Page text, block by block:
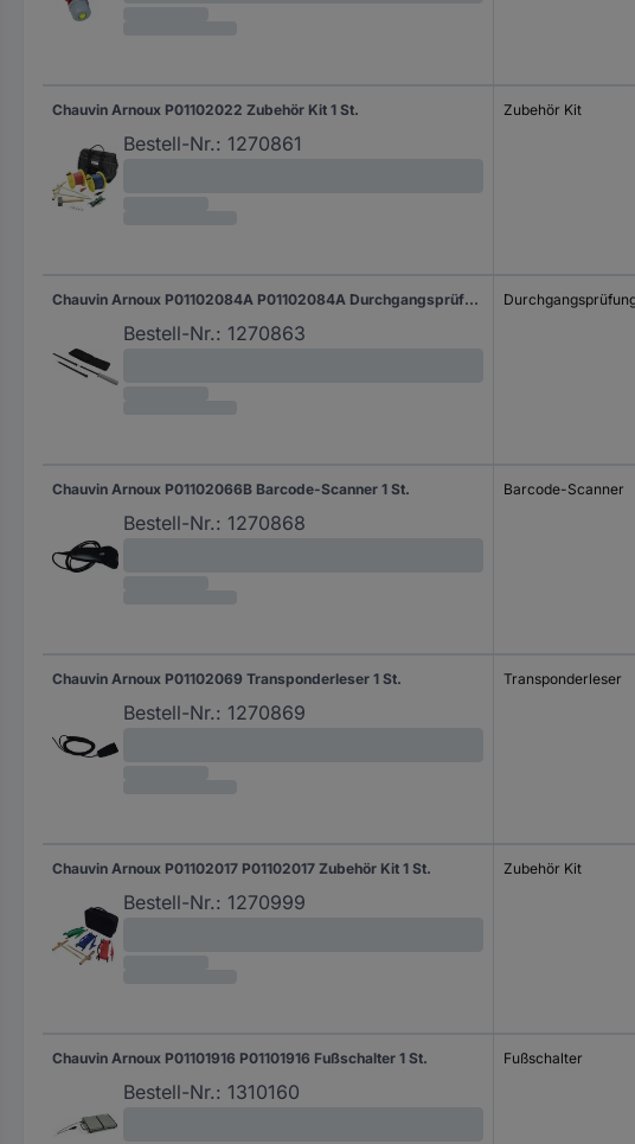
Chauvin Arnoux P01102022 Zubehör Kit 1 St.
Bestell-Nr.: 1270861
Zubehör Kit
Chauvin Arnoux P01102084A P01102084A Durchgangsprüfungsstab 1 St.
Bestell-Nr.: 1270863
Chauvin Arnoux P01102066B Barcode-Scanner 1 St.
Bestell-Nr.: 1270868
Barcode-Scanner
Chauvin Arnoux P01102069 Transponderleser 1 St.
Bestell-Nr.: 1270869
Transponderleser
Chauvin Arnoux P01102017 P01102017 Zubehör Kit 1 St.
Bestell-Nr.: 1270999
Zubehör Kit
Chauvin Arnoux P01101916 P01101916 Fußschalter 1 St.
Bestell-Nr.: 1310160
Fußschalter